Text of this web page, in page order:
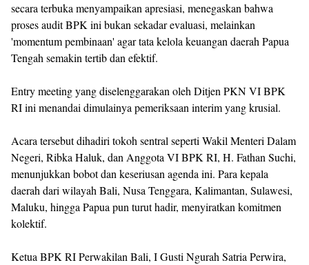
secara terbuka menyampaikan apresiasi, menegaskan bahwa
proses audit BPK ini bukan sekadar evaluasi, melainkan
'momentum pembinaan' agar tata kelola keuangan daerah Papua
Tengah semakin tertib dan efektif.
Entry meeting yang diselenggarakan oleh Ditjen PKN VI BPK
RI ini menandai dimulainya pemeriksaan interim yang krusial.
Acara tersebut dihadiri tokoh sentral seperti Wakil Menteri Dalam
Negeri, Ribka Haluk, dan Anggota VI BPK RI, H. Fathan Suchi,
menunjukkan bobot dan keseriusan agenda ini. Para kepala
daerah dari wilayah Bali, Nusa Tenggara, Kalimantan, Sulawesi,
Maluku, hingga Papua pun turut hadir, menyiratkan komitmen
kolektif.
Ketua BPK RI Perwakilan Bali, I Gusti Ngurah Satria Perwira,